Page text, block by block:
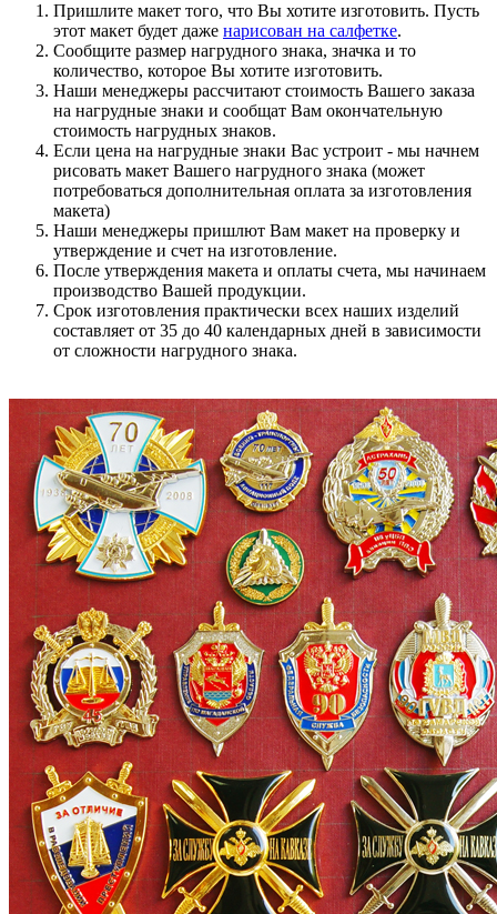
Пришлите макет того, что Вы хотите изготовить. Пусть
этот макет будет даже нарисован на салфетке.
Сообщите размер нагрудного знака, значка и то
количество, которое Вы хотите изготовить.
Наши менеджеры рассчитают стоимость Вашего заказа
на нагрудные знаки и сообщат Вам окончательную
стоимость нагрудных знаков.
Если цена на нагрудные знаки Вас устроит - мы начнем
рисовать макет Вашего нагрудного знака (может
потребоваться дополнительная оплата за изготовления
макета)
Наши менеджеры пришлют Вам макет на проверку и
утверждение и счет на изготовление.
После утверждения макета и оплаты счета, мы начинаем
производство Вашей продукции.
Срок изготовления практически всех наших изделий
составляет от 35 до 40 календарных дней в зависимости
от сложности нагрудного знака.